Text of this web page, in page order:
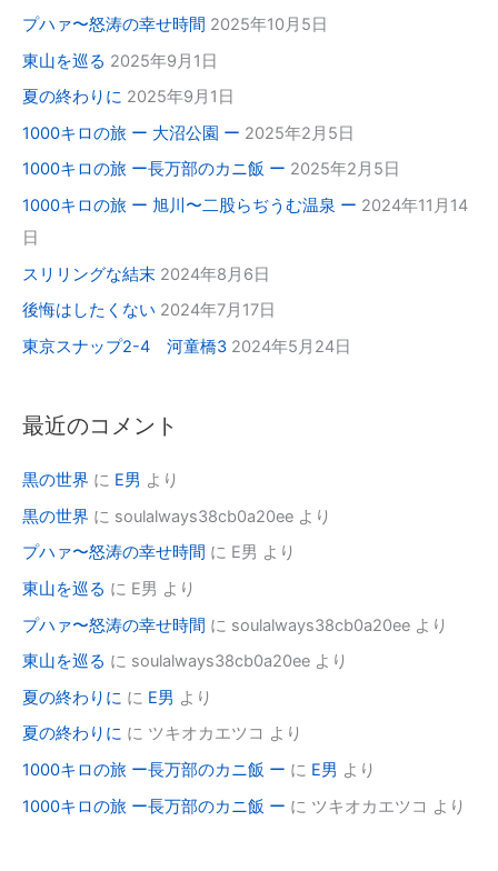
プハァ〜怒涛の幸せ時間 2025年10月5日
東山を巡る 2025年9月1日
夏の終わりに 2025年9月1日
1000キロの旅 ー 大沼公園 ー 2025年2月5日
1000キロの旅 ー長万部のカニ飯 ー 2025年2月5日
1000キロの旅 ー 旭川〜二股らぢうむ温泉 ー 2024年11月14
日
スリリングな結末 2024年8月6日
後悔はしたくない 2024年7月17日
東京スナップ2-4 河童橋3 2024年5月24日
最近のコメント
黒の世界 に E男 より
黒の世界 に soulalways38cb0a20ee より
プハァ〜怒涛の幸せ時間 に E男 より
東山を巡る に E男 より
プハァ〜怒涛の幸せ時間 に soulalways38cb0a20ee より
東山を巡る に soulalways38cb0a20ee より
夏の終わりに に E男 より
夏の終わりに に ツキオカエツコ より
1000キロの旅 ー長万部のカニ飯 ー に E男 より
1000キロの旅 ー長万部のカニ飯 ー に ツキオカエツコ より